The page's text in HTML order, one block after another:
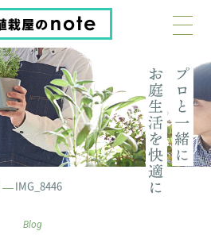
植栽屋のnote
IMG_8446
Blog